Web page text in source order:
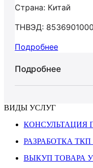
Страна: Китай
ТНВЭД: 8536901000
Подробнее
Подробнее
ВИДЫ УСЛУГ
КОНСУЛЬТАЦИЯ
РАЗРАБОТКА
ВЫКУП ТОВАРА